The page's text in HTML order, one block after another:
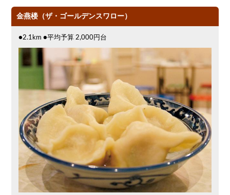
金燕楼（ザ・ゴールデンスワロー）
●2.1km ●平均予算 2,000円台